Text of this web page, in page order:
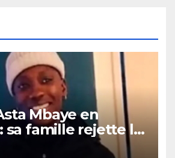
Mbaye en
sa famille rejette la
et exige